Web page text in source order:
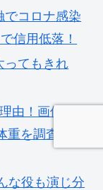
コロナ感染
信用低落！
ってもきれ
由！画像や
を調査して
な役も演じ分